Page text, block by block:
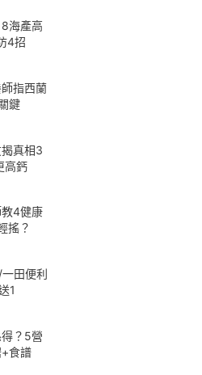
海產高
4招
指西蘭
鍵
真相3
高鈣
4健康
搖？
田便利
1
？5營
食譜